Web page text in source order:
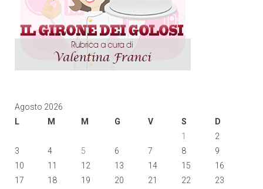
Agosto 2026
L
M M G V S
D
1
2
3
4 5 6 7 8
9
10
11 12 13 14 15
16
17
18 19 20 21 22
23